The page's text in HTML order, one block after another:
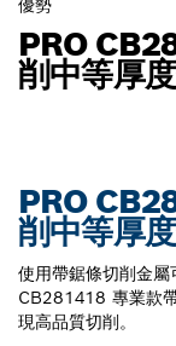
優勢
PRO
削中等厚
PRO
削中等厚
使用帶鋸條切削金
CB281418 專業款
現高品質切削。